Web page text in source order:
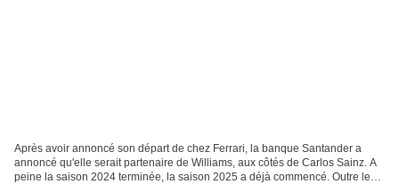
Après avoir annoncé son départ de chez Ferrari, la banque Santander a
annoncé qu'elle serait partenaire de Williams, aux côtés de Carlos Sainz. A
peine la saison 2024 terminée, la saison 2025 a déjà commencé. Outre les